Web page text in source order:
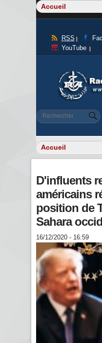
RSS
YouTube
Formulaire
Rechercher
D'influents
américains
position de
Sahara
16/12/2020 - 16:59